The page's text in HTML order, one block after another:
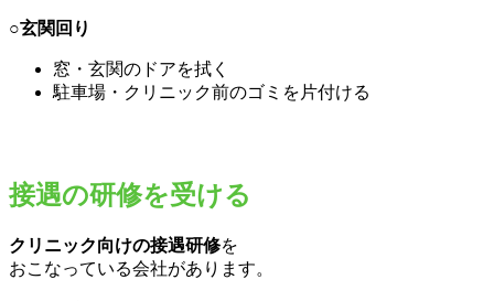
○玄関回り
窓・玄関のドアを拭く
駐車場・クリニック前のゴミを片付ける
接遇の研修を受ける
クリニック向けの接遇研修を
おこなっている会社があります。